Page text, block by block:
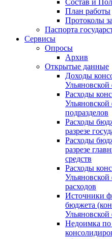
План работы
Протоколы
Паспорта
Сервисы
Опросы
Архив
Открытые данные
Доходы
Ульяновской
Расходы
Ульяновской
подразделов
Расходы
разрезе
Расходы
разрезе
средств
Расходы
Ульяновской
расходов
Источники
бюджета
Ульяновской
Недоимка